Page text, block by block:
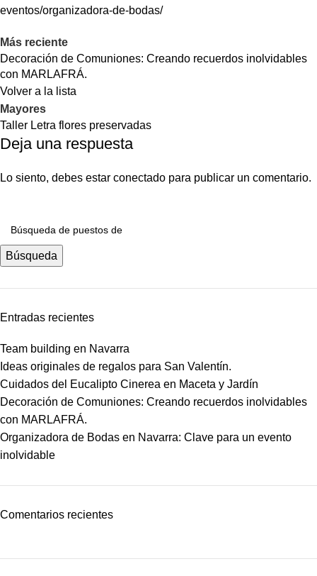
eventos/organizadora-de-bodas/
Más reciente
Decoración de Comuniones: Creando recuerdos inolvidables
con MARLAFRÁ.
Volver a la lista
Mayores
Taller Letra flores preservadas
Deja una respuesta
Lo siento, debes estar conectado para publicar un comentario.
Búsqueda
Entradas recientes
Team building en Navarra
Ideas originales de regalos para San Valentín.
Cuidados del Eucalipto Cinerea en Maceta y Jardín
Decoración de Comuniones: Creando recuerdos inolvidables
con MARLAFRÁ.
Organizadora de Bodas en Navarra: Clave para un evento
inolvidable
Comentarios recientes